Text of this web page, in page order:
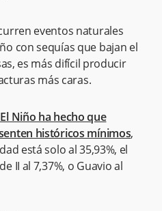
eventos naturales
con sequías que bajan el
es más difícil producir
más caras.
Niño ha hecho que
históricos mínimos,
está solo al 35,93%, el
II al 7,37%, o Guavio al